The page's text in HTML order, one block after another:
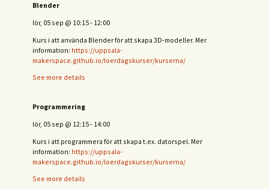
Blender
lör, 05 sep @ 10:15- 12:00
Kurs i att använda Blender för att skapa 3D-modeller. Mer
information: https://uppsala-
makerspace.github.io/loerdagskurser/kurserna/
See more details
Programmering
lör, 05 sep @ 12:15- 14:00
Kurs i att programmera för att skapa t.ex. datorspel. Mer
information: https://uppsala-
makerspace.github.io/loerdagskurser/kurserna/
See more details